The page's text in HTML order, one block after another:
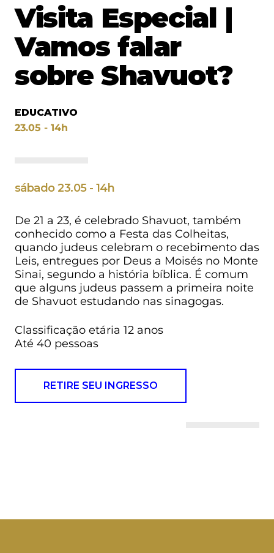
Visita Especial |
Vamos falar
sobre Shavuot?
EDUCATIVO
23.05 - 14h
sábado 23.05 - 14h
De 21 a 23, é celebrado Shavuot, também
conhecido como a Festa das Colheitas,
quando judeus celebram o recebimento das
Leis, entregues por Deus a Moisés no Monte
Sinai, segundo a história bíblica. É comum
que alguns judeus passem a primeira noite
de Shavuot estudando nas sinagogas.
Classificação etária 12 anos
Até 40 pessoas
RETIRE SEU INGRESSO